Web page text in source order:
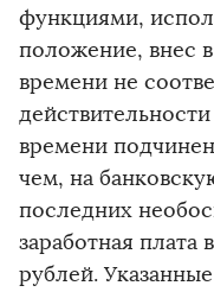
функциями,
положение, внес в
времени не
времени
чем, на
последних
заработная плата
рублей.